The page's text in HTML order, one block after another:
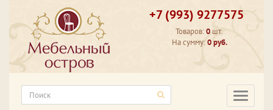
+7 (993) 9277575
Товаров:0 шт.
На сумму:0 руб.